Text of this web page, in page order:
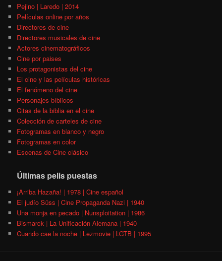
Pejino | Laredo | 2014
Películas online por años
Directores de cine
Directores musicales de cine
Actores cinematográficos
Cine por paises
Los protagonistas del cine
El cine y las películas históricas
El fenómeno del cine
Personajes bíblicos
Citas de la biblia en el cine
Colección de carteles de cine
Fotogramas en blanco y negro
Fotogramas en color
Escenas de Cine clásico
Últimas pelis puestas
¡Arriba Hazaña! | 1978 | Cine español
El judío Süss | Cine Propaganda Nazi | 1940
Una monja en pecado | Nunsploitation | 1986
Bismarck | La Unificación Alemana | 1940
Cuando cae la noche | Lezmovie | LGTB | 1995